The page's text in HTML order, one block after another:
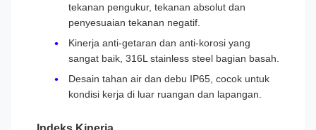
tekanan pengukur, tekanan absolut dan
penyesuaian tekanan negatif.
Kinerja anti-getaran dan anti-korosi yang
sangat baik, 316L stainless steel bagian basah.
Desain tahan air dan debu IP65, cocok untuk
kondisi kerja di luar ruangan dan lapangan.